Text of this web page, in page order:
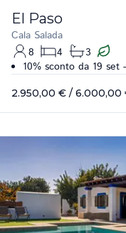
El Paso
Cala Salada
8
4
3
10% sconto da 19 set
2.950,00 € / 6.000,00